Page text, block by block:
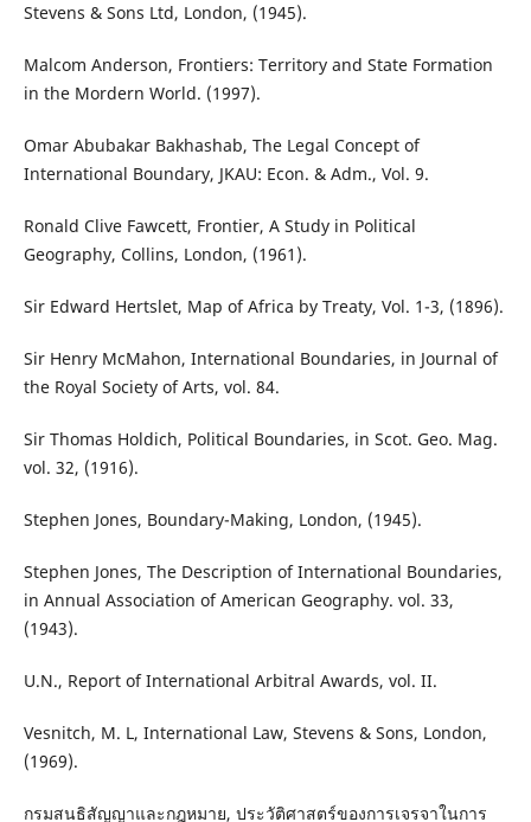
Stevens & Sons Ltd, London, (1945).
Malcom Anderson, Frontiers: Territory and State Formation
in the Mordern World. (1997).
Omar Abubakar Bakhashab, The Legal Concept of
International Boundary, JKAU: Econ. & Adm., Vol. 9.
Ronald Clive Fawcett, Frontier, A Study in Political
Geography, Collins, London, (1961).
Sir Edward Hertslet, Map of Africa by Treaty, Vol. 1-3, (1896).
Sir Henry McMahon, International Boundaries, in Journal of
the Royal Society of Arts, vol. 84.
Sir Thomas Holdich, Political Boundaries, in Scot. Geo. Mag.
vol. 32, (1916).
Stephen Jones, Boundary-Making, London, (1945).
Stephen Jones, The Description of International Boundaries,
in Annual Association of American Geography. vol. 33,
(1943).
U.N., Report of International Arbitral Awards, vol. II.
Vesnitch, M. L, International Law, Stevens & Sons, London,
(1969).
กรมสนธิสัญญาและกฎหมาย, ประวัติศาสตร์ของการเจรจาในการ